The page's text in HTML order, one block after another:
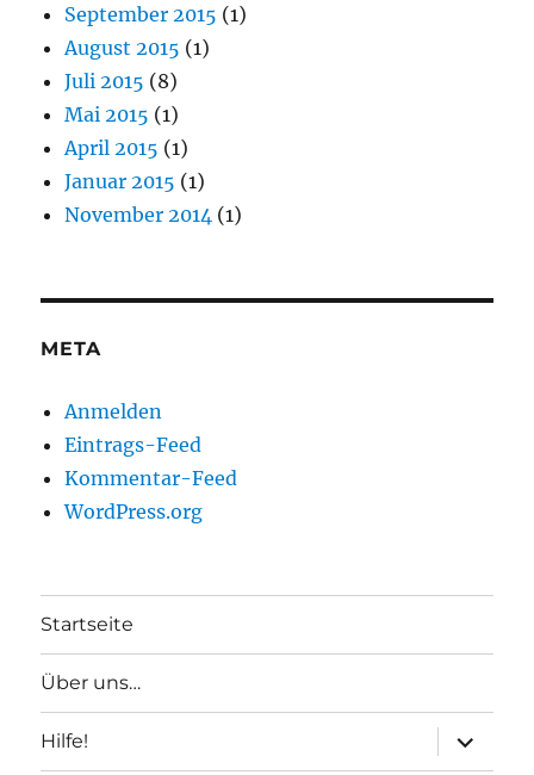
September 2015 (1)
August 2015 (1)
Juli 2015 (8)
Mai 2015 (1)
April 2015 (1)
Januar 2015 (1)
November 2014 (1)
META
Anmelden
Eintrags-Feed
Kommentar-Feed
WordPress.org
Startseite
Über uns…
Hilfe!
anzeigen